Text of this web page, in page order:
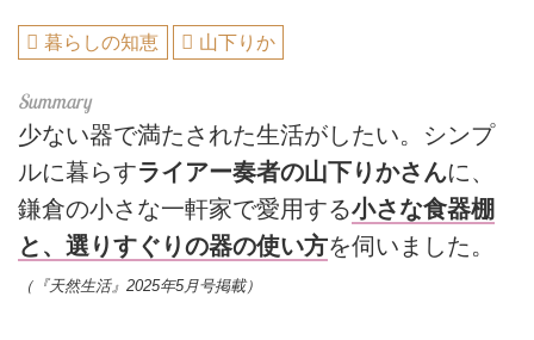
暮らしの知恵 山下りか
少ない器で満たされた生活がしたい。シンプ
ルに暮らすライアー奏者の山下りかさんに、
鎌倉の小さな一軒家で愛用する小さな食器棚
と、選りすぐりの器の使い方を伺いました。
（『天然生活』2025年5月号掲載）